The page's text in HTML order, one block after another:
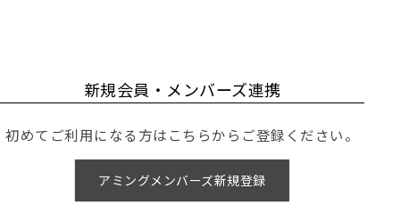
新規会員・メンバーズ連携
初めてご利用になる方はこちらからご登録ください。
アミングメンバーズ新規登録